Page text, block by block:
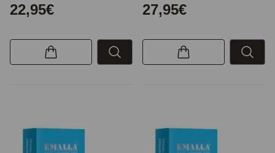
22,95€ 27,95€